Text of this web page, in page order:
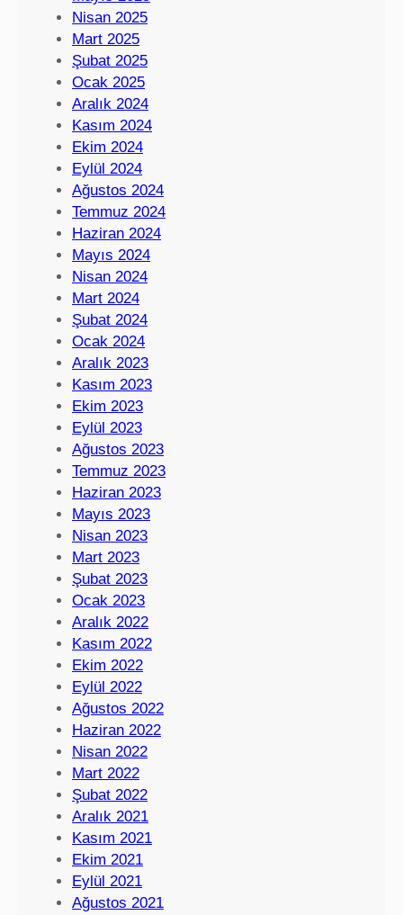
Nisan 2025
Mart 2025
Şubat 2025
Ocak 2025
Aralık 2024
Kasım 2024
Ekim 2024
Eylül 2024
Ağustos 2024
Temmuz 2024
Haziran 2024
Mayıs 2024
Nisan 2024
Mart 2024
Şubat 2024
Ocak 2024
Aralık 2023
Kasım 2023
Ekim 2023
Eylül 2023
Ağustos 2023
Temmuz 2023
Haziran 2023
Mayıs 2023
Nisan 2023
Mart 2023
Şubat 2023
Ocak 2023
Aralık 2022
Kasım 2022
Ekim 2022
Eylül 2022
Ağustos 2022
Haziran 2022
Nisan 2022
Mart 2022
Şubat 2022
Aralık 2021
Kasım 2021
Ekim 2021
Eylül 2021
Ağustos 2021